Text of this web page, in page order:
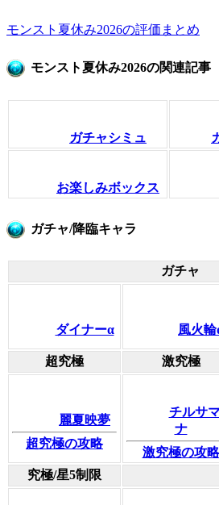
モンスト夏休み2026の評価まとめ
モンスト夏休み2026の関連記事
ガチャシミュ
お楽しみボックス
ガチャ/降臨キャラ
ガチャ
ダイナーα 風火輪
超究極
激究極
麗夏映夢
超究極の攻略
チルサ
ナ
激究極の攻略
究極/星5制限